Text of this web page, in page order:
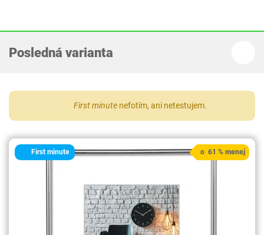
Posledná varianta
First minute nefotím, ani netestujem.
First minute o 61 % menej